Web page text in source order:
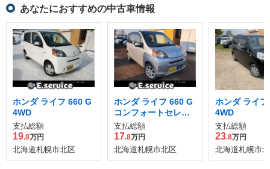
あなたにおすすめの中古車情報
ホンダ ライフ 660 G
4WD
支払総額
19.8万円
北海道札幌市北区
ホンダ ライフ 660 G
コンフォートセレク
ト 4WD
支払総額
17.8万円
北海道札幌市北区
ホンダ ライ
4WD
支払総額
23.8万円
北海道札幌市